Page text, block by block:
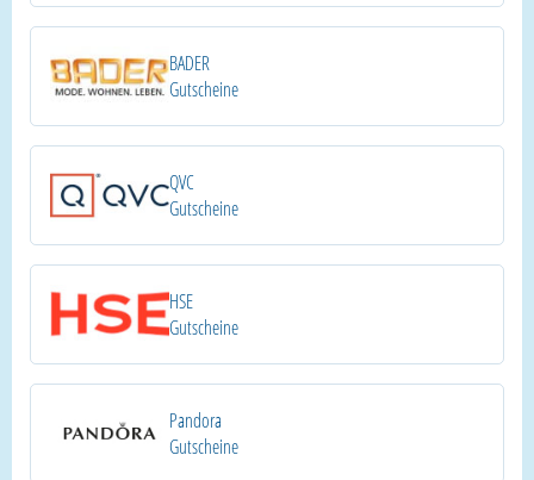
BADER
Gutscheine
QVC
Gutscheine
HSE
Gutscheine
Pandora
Gutscheine